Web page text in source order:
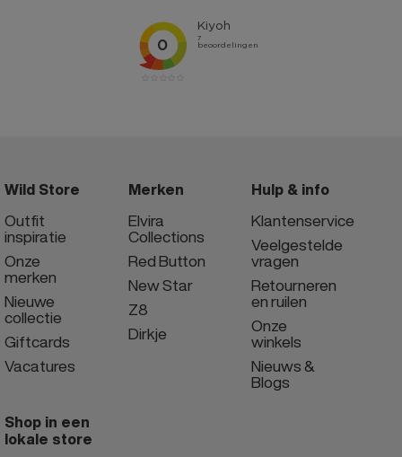
Wild Store
Outfit
inspiratie
Onze
merken
Nieuwe
collectie
Giftcards
Vacatures
Merken
Elvira
Collections
Red Button
New Star
Z8
Dirkje
Hulp & info
Klantenservice
Veelgestelde
vragen
Retourneren
en ruilen
Onze
winkels
Nieuws &
Blogs
Shop in een
lokale store